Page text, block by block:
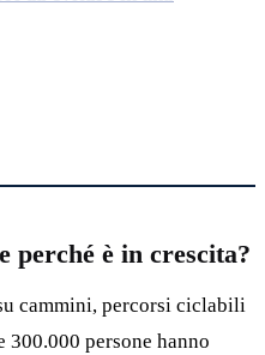
perché è in crescita?
cammini, percorsi ciclabili
persone hanno